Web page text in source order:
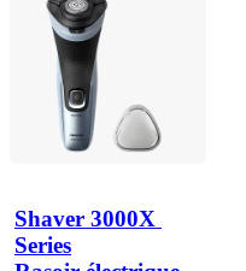
Shaver 3000X
Series